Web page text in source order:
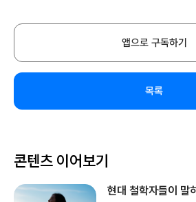
앱으로 구독하기
목록
콘텐츠 이어보기
현대 철학자들이 말